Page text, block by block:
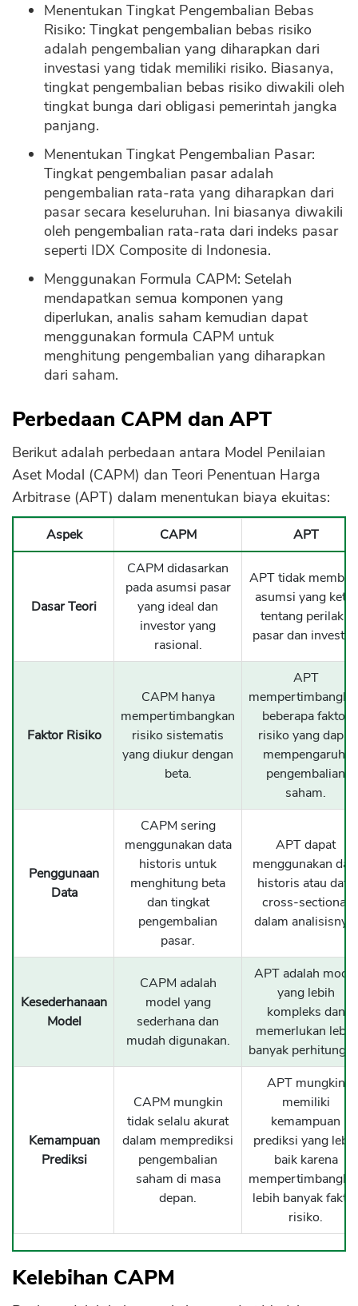
Menentukan Tingkat Pengembalian Bebas
Risiko: Tingkat pengembalian bebas risiko
adalah pengembalian yang diharapkan dari
investasi yang tidak memiliki risiko. Biasanya,
tingkat pengembalian bebas risiko diwakili oleh
tingkat bunga dari obligasi pemerintah jangka
panjang.
Menentukan Tingkat Pengembalian Pasar:
Tingkat pengembalian pasar adalah
pengembalian rata-rata yang diharapkan dari
pasar secara keseluruhan. Ini biasanya diwakili
oleh pengembalian rata-rata dari indeks pasar
seperti IDX Composite di Indonesia.
Menggunakan Formula CAPM: Setelah
mendapatkan semua komponen yang
diperlukan, analis saham kemudian dapat
menggunakan formula CAPM untuk
menghitung pengembalian yang diharapkan
dari saham.
Perbedaan CAPM dan APT
Berikut adalah perbedaan antara Model Penilaian
Aset Modal (CAPM) dan Teori Penentuan Harga
Arbitrase (APT) dalam menentukan biaya ekuitas:
Aspek CAPM APT
Dasar Teori
CAPM didasarkan
pada asumsi pasar
yang ideal dan
investor yang
rasional.
APT tidak
asumsi yang ketat
tentang perilaku
pasar dan
Faktor Risiko
CAPM hanya
mempertimbangkan
risiko sistematis
yang diukur dengan
beta.
APT
beberapa faktor
risiko yang dapat
mempengaruhi
pengembalian
saham.
Penggunaan
Data
CAPM sering
menggunakan data
historis untuk
menghitung beta
dan tingkat
pengembalian
pasar.
APT dapat
menggunakan
historis atau data
cross-sectional
dalam analisisnya.
Kesederhanaan
Model
CAPM adalah
model yang
sederhana dan
mudah digunakan.
APT adalah model
yang lebih
kompleks dan
memerlukan lebih
banyak
Kemampuan
Prediksi
CAPM mungkin
tidak selalu akurat
dalam memprediksi
pengembalian
saham di masa
depan.
APT mungkin
memiliki
kemampuan
prediksi yang lebih
baik karena
lebih banyak faktor
risiko.
Kelebihan CAPM
OK
CANCEL